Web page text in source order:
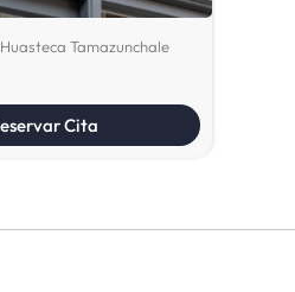
Tamazunchale
Cita